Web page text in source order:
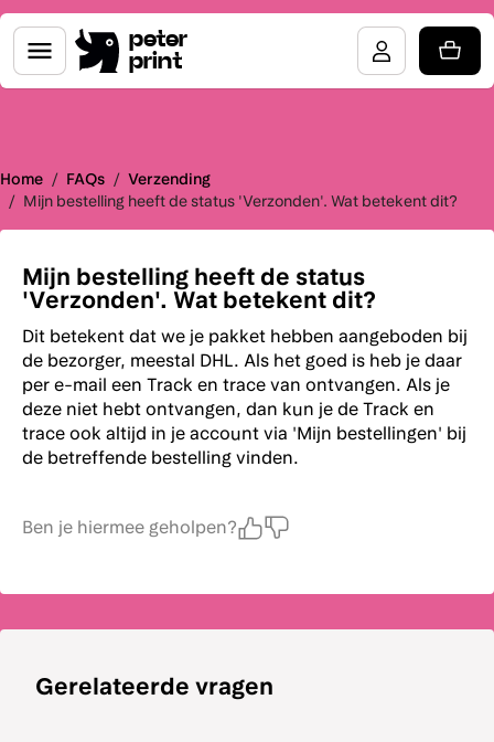
peter
print
Home / FAQs / Verzending
/ Mijn bestelling heeft de status 'Verzonden'. Wat betekent dit?
Mijn bestelling heeft de status
'Verzonden'. Wat betekent dit?
Dit betekent dat we je pakket hebben aangeboden bij
de bezorger, meestal DHL. Als het goed is heb je daar
per e-mail een Track en trace van ontvangen. Als je
deze niet hebt ontvangen, dan kun je de Track en
trace ook altijd in je account via 'Mijn bestellingen' bij
de betreffende bestelling vinden.
Ben je hiermee geholpen?
Gerelateerde vragen